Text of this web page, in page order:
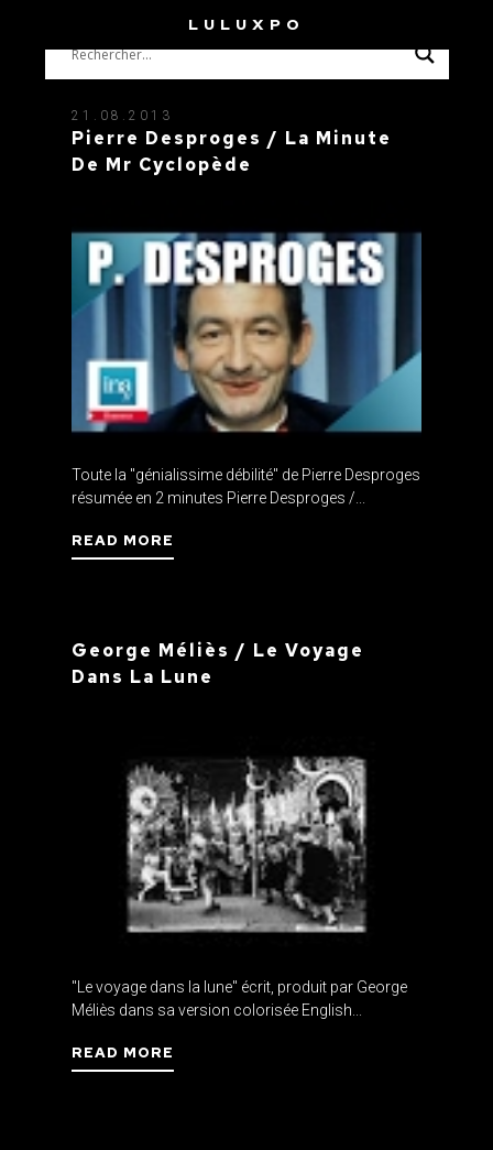
LULUXPO
21.08.2013
Pierre Desproges / La Minute
De Mr Cyclopède
Toute la "génialissime débilité" de Pierre Desproges
résumée en 2 minutes Pierre Desproges /...
READ MORE
George Méliès / Le Voyage
Dans La Lune
"Le voyage dans la lune" écrit, produit par George
Méliès dans sa version colorisée English...
READ MORE